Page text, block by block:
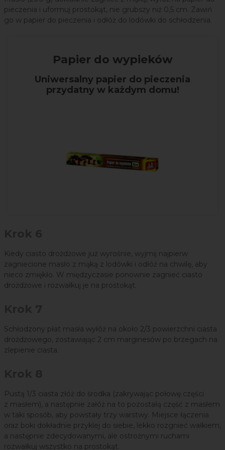
pieczenia i uformuj prostokąt, nie grubszy niż 0,5 cm. Zawiń
go w papier do pieczenia i odłóż do lodówki do schłodzenia.
Papier do wypieków
Uniwersalny papier do pieczenia
przydatny w każdym domu!
Kiedy ciasto drożdżowe już wyrośnie, wyjmij najpierw
zagniecione masło z mąką z lodówki i odłóż na chwilę, aby
nieco zmiękło. W międzyczasie ponownie zagnieć ciasto
drożdżowe i rozwałkuj je na prostokąt.
Schłodzony płat masła wyłóż na około 2/3 powierzchni ciasta
drożdżowego, zostawiając 2 cm marginesów po brzegach na
zlepienie ciasta.
Pustą 1/3 ciasta złóż do środka (zakrywając połowę części
z masłem), a następnie załóż na to pozostałą część z masłem
w taki sposób, aby powstały trzy warstwy. Miejsce łączenia
oraz boki dokładnie przyklej do siebie, lekko rozgnieć wałkiem,
a następnie zdecydowanymi, ale ostrożnymi ruchami
rozwałkuj wszystko na prostokąt.